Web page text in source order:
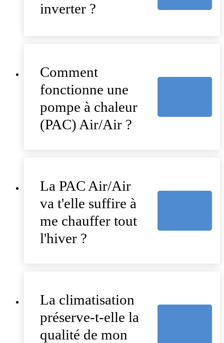
inverter ?
Comment
fonctionne une
pompe à chaleur
(PAC) Air/Air ?
La PAC Air/Air
va t'elle suffire à
me chauffer tout
l'hiver ?
La climatisation
préserve-t-elle la
qualité de mon